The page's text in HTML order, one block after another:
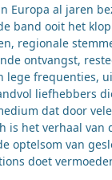
Europa al jaren
band ooit het
regionale
ontvangst,
lege frequenties,
liefhebbers
dat door
is het verhaal
optelsom van
doet